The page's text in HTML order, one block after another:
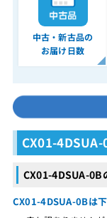
中古・新古品の
お届け日数
CX01-
CX01-4DSUA-0B
CX01-4DSUA-0Bは